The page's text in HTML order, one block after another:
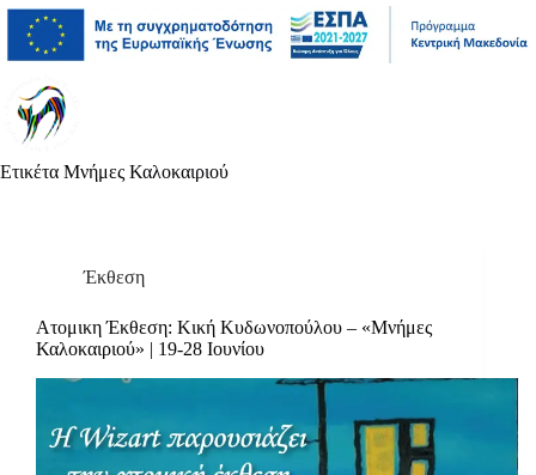
Μετάβαση
περιεχόμενο
Άλμα
γραμμή
Μετάβαση
περιεχόμενο
Ετικέτα Μνήμες Καλοκαιριού
Έκθεση
Ατομικη Έκθεση: Κική Κυδωνοπούλου – «Μνήμες
Καλοκαιριού» | 19-28 Ιουνίου